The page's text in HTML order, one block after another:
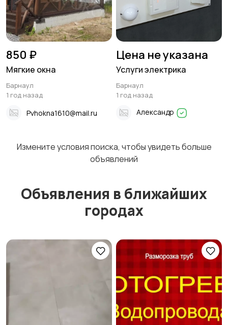
850 ₽
Мягкие окна
Барнаул
1 год назад
Pvhokna1610@mail.ru
Цена не указана
Услуги электрика
Барнаул
1 год назад
Александр
Измените условия поиска, чтобы увидеть больше
объявлений
Объявления в ближайших
городах